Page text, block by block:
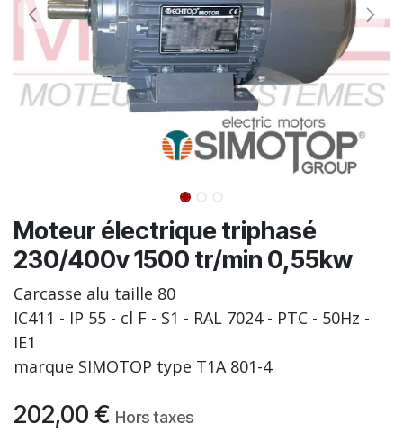
Moteur électrique triphasé
230/400v 1500 tr/min 0,55kw
Carcasse alu taille 80
IC411 - IP 55 - cl F - S1 - RAL 7024 - PTC - 50Hz -
IE1
marque SIMOTOP type T1A 801-4
202,00 € Hors taxes